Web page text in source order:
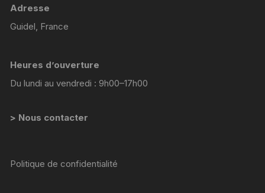
Adresse
Guidel, France
Heures d’ouverture
Du lundi au vendredi : 9h00–17h00
> Nous contacter
Politique de confidentialité